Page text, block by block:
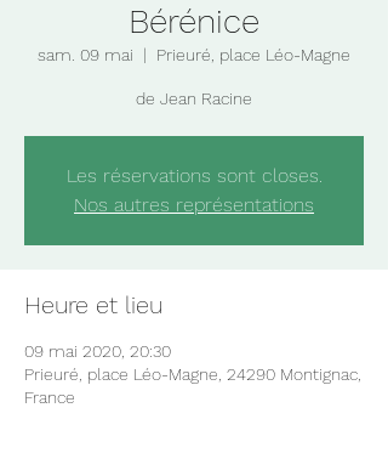
Bérénice
sam. 09 mai
  |
Prieuré, place Léo-Magne
de Jean Racine
Les réservations sont closes.
Nos autres représentations
Heure et lieu
09 mai 2020, 20:30
Prieuré, place Léo-Magne, 24290 Montignac,
France